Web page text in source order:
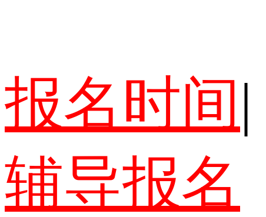
报名时间 |
辅导报名